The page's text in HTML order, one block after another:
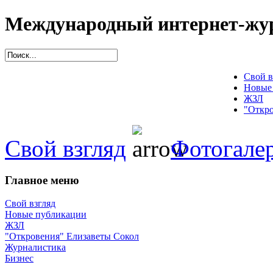
Международный интернет-
Свой
Новые
ЖЗЛ
Свой взгляд
Главное меню
Свой взгляд
Новые публикации
ЖЗЛ
"Откровения" Елизаветы Сокол
Журналистика
Бизнес